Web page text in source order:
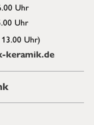
Uhr
Uhr
Uhr)
keramik.de